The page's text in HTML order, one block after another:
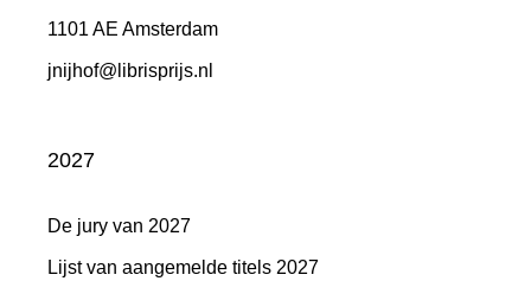
1101 AE Amsterdam
jnijhof@librisprijs.nl
2027
De jury van 2027
Lijst van aangemelde titels 2027